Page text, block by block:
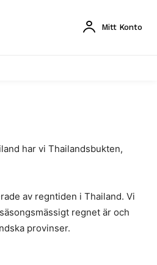
Mitt Konto
har vi Thailandsbukten,
av regntiden i Thailand. Vi
regnet är och
provinser.